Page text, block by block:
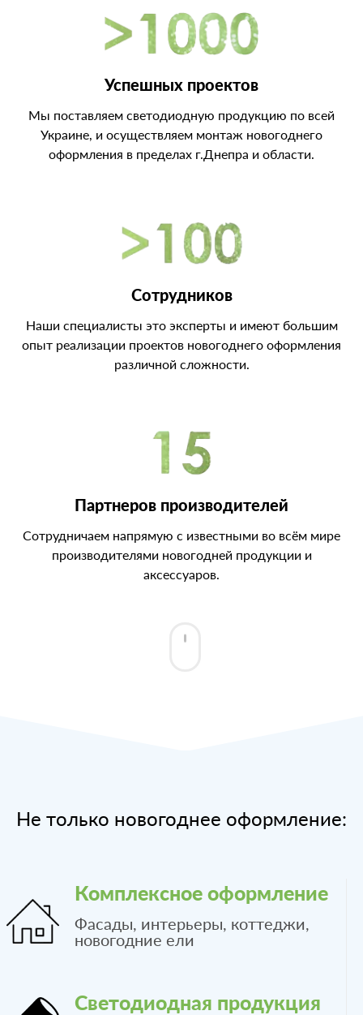
Успешных проектов
Мы поставляем светодиодную продукцию по всей
Украине, и осуществляем монтаж новогоднего
оформления в пределах г.Днепра и области.
Сотрудников
Наши специалисты это эксперты и имеют большим
опыт реализации проектов новогоднего оформления
различной сложности.
Партнеров производителей
Сотрудничаем напрямую с известными во всём мире
производителями новогодней продукции и
аксессуаров.
Не только новогоднее оформление:
Комплексное оформление
Фасады, интерьеры, коттеджи,
новогодние ели
Светодиодная продукция